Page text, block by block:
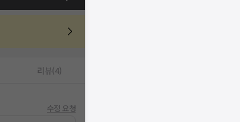
리뷰(4)
수정 요청